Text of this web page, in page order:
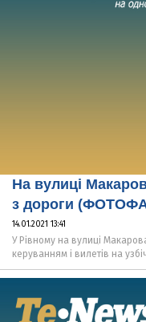
На вулиці
з дороги
14.01.2021 13:41
У Рівному на вулиці
керуванням і вилетів на